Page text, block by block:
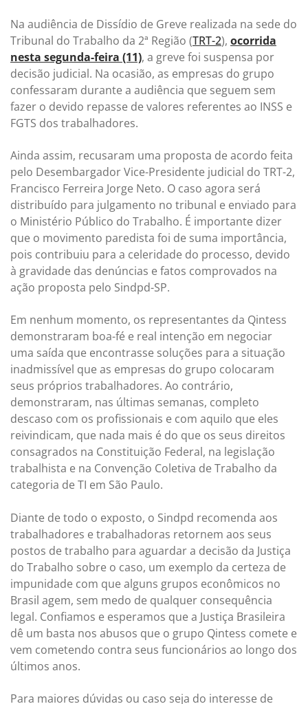
Na audiência de Dissídio de Greve realizada na sede do
Tribunal do Trabalho da 2ª Região (TRT-2), ocorrida
nesta segunda-feira (11), a greve foi suspensa por
decisão judicial. Na ocasião, as empresas do grupo
confessaram durante a audiência que seguem sem
fazer o devido repasse de valores referentes ao INSS e
FGTS dos trabalhadores.
Ainda assim, recusaram uma proposta de acordo feita
pelo Desembargador Vice-Presidente judicial do TRT-2,
Francisco Ferreira Jorge Neto. O caso agora será
distribuído para julgamento no tribunal e enviado para
o Ministério Público do Trabalho. É importante dizer
que o movimento paredista foi de suma importância,
pois contribuiu para a celeridade do processo, devido
à gravidade das denúncias e fatos comprovados na
ação proposta pelo Sindpd-SP.
Em nenhum momento, os representantes da Qintess
demonstraram boa-fé e real intenção em negociar
uma saída que encontrasse soluções para a situação
inadmissível que as empresas do grupo colocaram
seus próprios trabalhadores. Ao contrário,
demonstraram, nas últimas semanas, completo
descaso com os profissionais e com aquilo que eles
reivindicam, que nada mais é do que os seus direitos
consagrados na Constituição Federal, na legislação
trabalhista e na Convenção Coletiva de Trabalho da
categoria de TI em São Paulo.
Diante de todo o exposto, o Sindpd recomenda aos
trabalhadores e trabalhadoras retornem aos seus
postos de trabalho para aguardar a decisão da Justiça
do Trabalho sobre o caso, um exemplo da certeza de
impunidade com que alguns grupos econômicos no
Brasil agem, sem medo de qualquer consequência
legal. Confiamos e esperamos que a Justiça Brasileira
dê um basta nos abusos que o grupo Qintess comete e
vem cometendo contra seus funcionários ao longo dos
últimos anos.
Para maiores dúvidas ou caso seja do interesse de